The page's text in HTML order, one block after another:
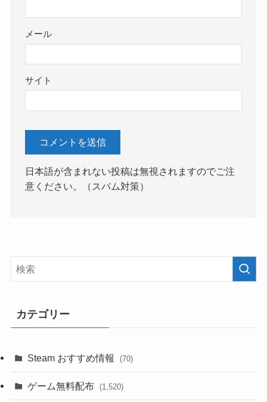
メール
サイト
日本語が含まれない投稿は無視されますのでご注
意ください。（スパム対策）
カテゴリー
Steam おすすめ情報 (70)
ゲーム無料配布 (1,520)